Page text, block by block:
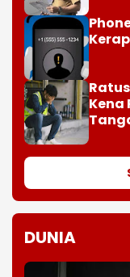
Kena
DUNIA